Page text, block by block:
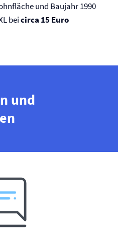
und Baujahr 1990
beicirca 15 Euro
und